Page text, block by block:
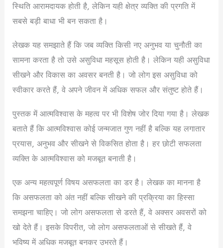
स्थिति आरामदायक होती है, लेकिन यही क्षेत्र व्यक्ति की प्रगति में
सबसे बड़ी बाधा भी बन सकता है।
लेखक यह समझाते हैं कि जब व्यक्ति किसी नए अनुभव या चुनौती का
सामना करता है तो उसे असुविधा महसूस होती है। लेकिन यही असुविधा
सीखने और विकास का अवसर बनती है। जो लोग इस असुविधा को
स्वीकार करते हैं, वे अपने जीवन में अधिक सफल और संतुष्ट होते हैं।
पुस्तक में आत्मविश्वास के महत्व पर भी विशेष जोर दिया गया है। लेखक
बताते हैं कि आत्मविश्वास कोई जन्मजात गुण नहीं है बल्कि यह लगातार
प्रयास, अनुभव और सीखने से विकसित होता है। हर छोटी सफलता
व्यक्ति के आत्मविश्वास को मजबूत बनाती है।
एक अन्य महत्वपूर्ण विषय असफलता का डर है। लेखक का मानना है
कि असफलता को अंत नहीं बल्कि सीखने की प्रक्रिया का हिस्सा
समझना चाहिए। जो लोग असफलता से डरते हैं, वे अक्सर अवसरों को
खो देते हैं। इसके विपरीत, जो लोग असफलताओं से सीखते हैं, वे
भविष्य में अधिक मजबूत बनकर उभरते हैं।